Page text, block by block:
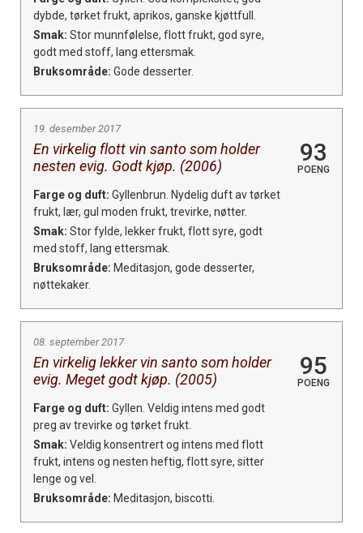
dybde, tørket frukt, aprikos, ganske kjøttfull.
Smak: Stor munnfølelse, flott frukt, god syre,
godt med stoff, lang ettersmak.
Bruksområde: Gode desserter.
19. desember 2017
En virkelig flott vin santo som holder
nesten evig. Godt kjøp. (2006)
93
POENG
Farge og duft: Gyllenbrun. Nydelig duft av tørket
frukt, lær, gul moden frukt, trevirke, nøtter.
Smak: Stor fylde, lekker frukt, flott syre, godt
med stoff, lang ettersmak.
Bruksområde: Meditasjon, gode desserter,
nøttekaker.
08. september 2017
En virkelig lekker vin santo som holder
evig. Meget godt kjøp. (2005)
95
POENG
Farge og duft: Gyllen. Veldig intens med godt
preg av trevirke og tørket frukt.
Smak: Veldig konsentrert og intens med flott
frukt, intens og nesten heftig, flott syre, sitter
lenge og vel.
Bruksområde: Meditasjon, biscotti.